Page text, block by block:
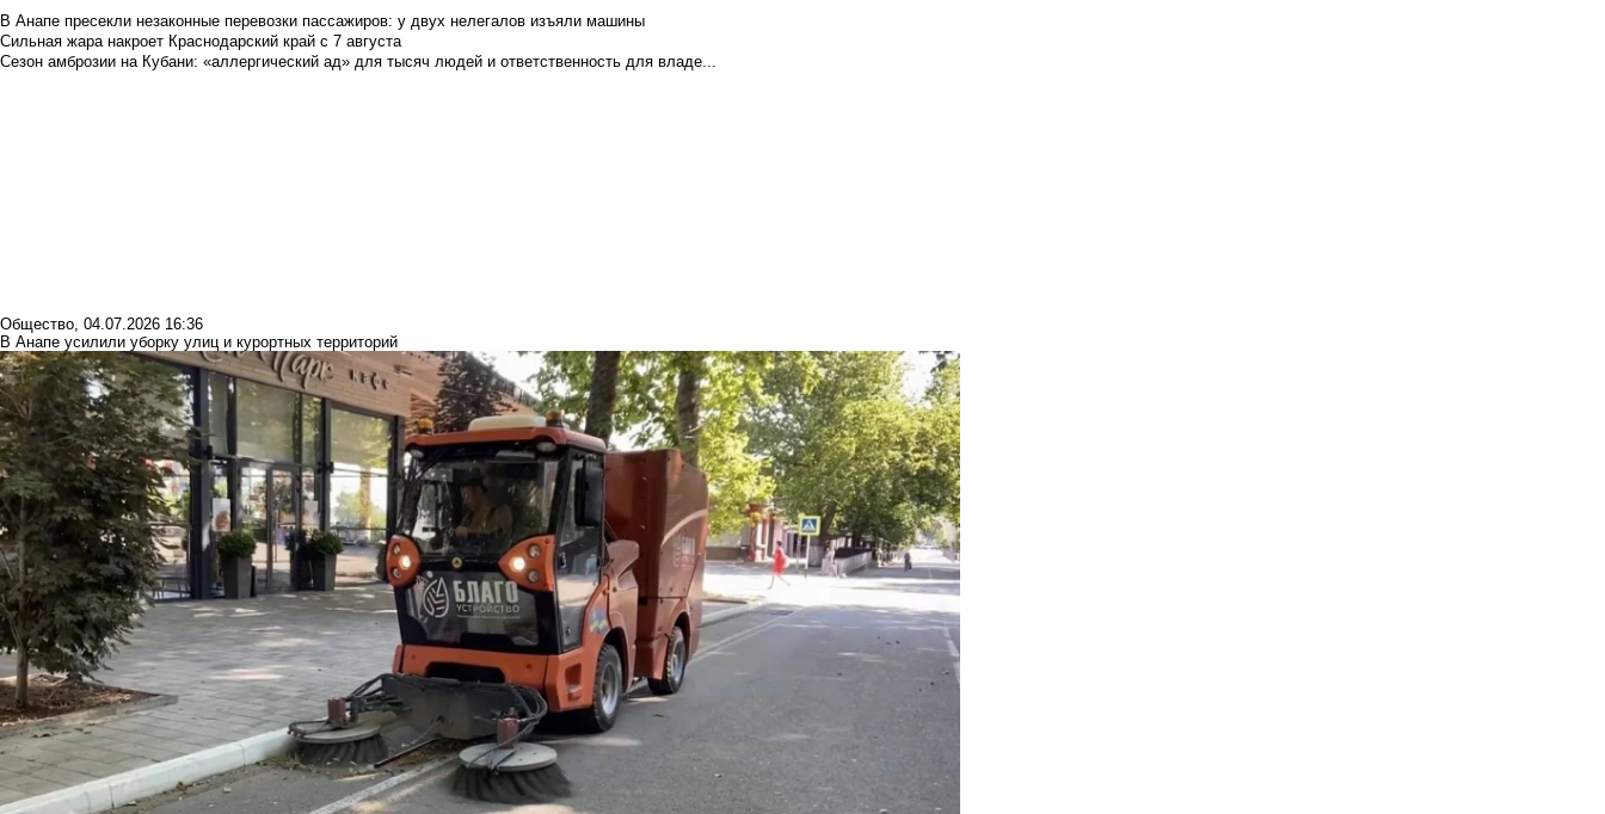
В Анапе пресекли незаконные перевозки пассажиров: у двух нелегалов изъяли машины
Сильная жара накроет Краснодарский край с 7 августа
Сезон амброзии на Кубани: «аллергический ад» для тысяч людей и ответственность для владе...
Общество, 04.07.2026 16:36
В Анапе усилили уборку улиц и курортных территорий